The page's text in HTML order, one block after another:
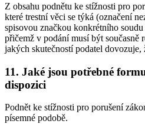
Z obsahu podnětu ke stížnosti pro
které trestní věci se týká (označení
spisovou značkou konkrétního
přičemž v podání musí být současně
jakých skutečností podatel dovozuje,
11. Jaké jsou potřebné
dispozici
Podnět ke stížnosti pro porušení
písemné podobě.